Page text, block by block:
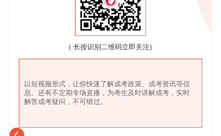
( 长按识别二维码立即关注)
以短视频形式，让你快速了解成考政策、成考资讯等信
息。还有不定期专场直播，为考生及时讲解成考，实时
解答成考疑问，不可错过。